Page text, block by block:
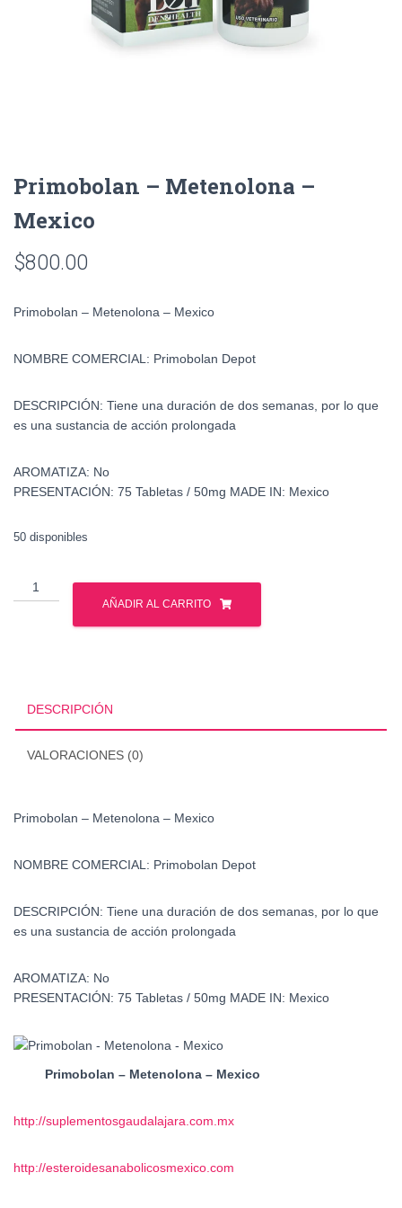
Primobolan – Metenolona –
Mexico
$800.00
Primobolan – Metenolona – Mexico
NOMBRE COMERCIAL: Primobolan Depot
DESCRIPCIÓN: Tiene una duración de dos semanas, por lo que
es una sustancia de acción prolongada
AROMATIZA: No
PRESENTACIÓN: 75 Tabletas / 50mg MADE IN: Mexico
50 disponibles
Primobolan
-
Metenolona
AÑADIR AL CARRITO
DESCRIPCIÓN
VALORACIONES (0)
Primobolan – Metenolona – Mexico
NOMBRE COMERCIAL: Primobolan Depot
DESCRIPCIÓN: Tiene una duración de dos semanas, por lo que
es una sustancia de acción prolongada
AROMATIZA: No
PRESENTACIÓN: 75 Tabletas / 50mg MADE IN: Mexico
Primobolan – Metenolona – Mexico
http://suplementosgaudalajara.com.mx
http://esteroidesanabolicosmexico.com